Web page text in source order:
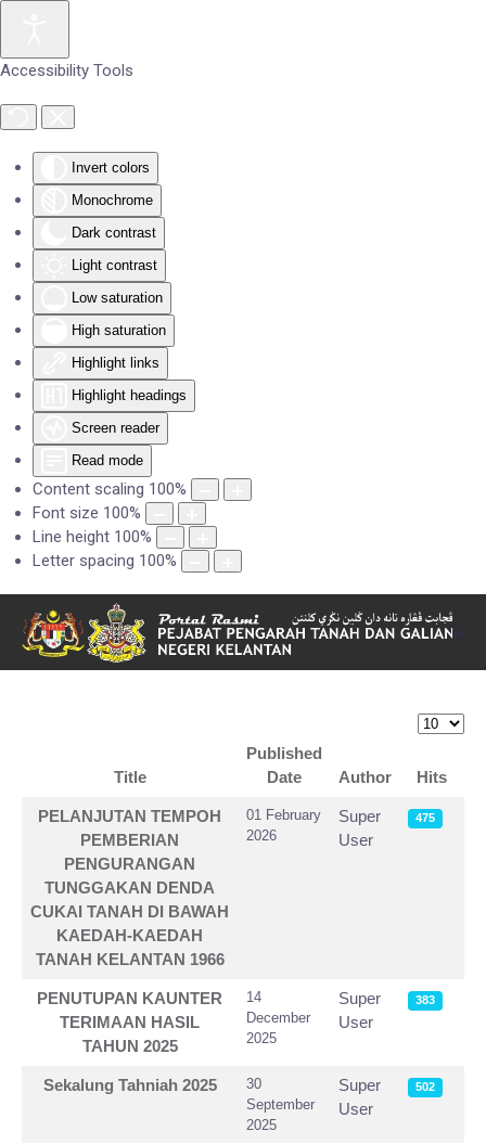
Accessibility Tools
Invert colors
Monochrome
Dark contrast
Light contrast
Low saturation
High saturation
Highlight links
Highlight headings
Screen reader
Read mode
Content scaling 100%
Font size 100%
Line height 100%
Letter spacing 100%
Skip to main content
Display #
Articles
Title
Published
Date
Author Hits
PELANJUTAN TEMPOH
PEMBERIAN
PENGURANGAN
TUNGGAKAN DENDA
CUKAI TANAH DI BAWAH
KAEDAH-KAEDAH
TANAH KELANTAN 1966
01 February
2026
Super
User
475
PENUTUPAN KAUNTER
TERIMAAN HASIL
TAHUN 2025
14
December
2025
Super
User
383
Sekalung Tahniah 2025
30
September
2025
Super
User
502